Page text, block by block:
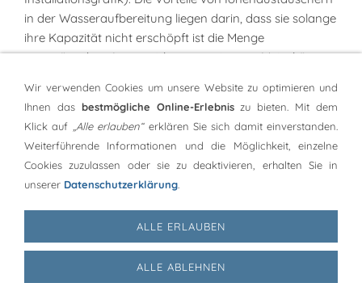
in der Wasseraufbereitung liegen darin, dass sie solange
ihre Kapazität nicht erschöpft ist die Menge
unerwünschter Ionen wirksam verringern. Meist können
Art regeneriert werden.
Copyright 2024 [Ingenieurbüro Oetzel, Glogauer Str. 15, 34212
Melsungen] Alle Rechte vorbehalten
Es gelten unsere allgemeinen Geschäftsbedingungen
Wir verwenden Cookies um unsere Website zu optimieren und
Ihnen das bestmögliche Online-Erlebniszu bieten. Mit dem
Klick auf
„Alle erlauben“erklären Sie sich damit einverstanden.
Weiterführende Informationen und die Möglichkeit, einzelne
Cookies zuzulassen oder sie zu deaktivieren, erhalten Sie in
unserer Datenschutzerklärung.
ALLE ERLAUBEN
ALLE ABLEHNEN